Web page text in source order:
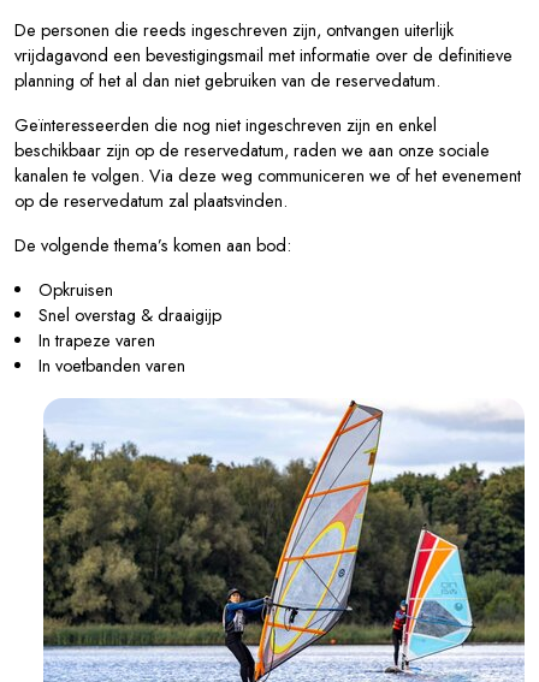
De personen die reeds ingeschreven zijn, ontvangen uiterlijk
vrijdagavond een bevestigingsmail met informatie over de definitieve
planning of het al dan niet gebruiken van de reservedatum.
Geïnteresseerden die nog niet ingeschreven zijn en enkel
beschikbaar zijn op de reservedatum, raden we aan onze sociale
kanalen te volgen. Via deze weg communiceren we of het evenement
op de reservedatum zal plaatsvinden.
De volgende thema’s komen aan bod:
Opkruisen
Snel overstag & draaigijp
In trapeze varen
In voetbanden varen